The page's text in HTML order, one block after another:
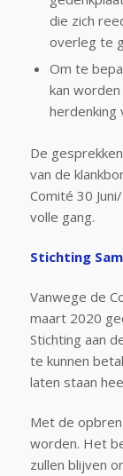
die zich
overleg te
Om te
kan
herdenking
De
van de
Comité 30
volle gang.
Stichting
Vanwege de
maart 2020
Stichting aan
te kunnen
laten staan
Met de
worden. Het
zullen blijven